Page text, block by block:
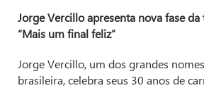
Jorge Vercillo apresenta nova fase
“Mais um final feliz”
Jorge Vercillo, um dos grandes
brasileira, celebra seus 30 anos de